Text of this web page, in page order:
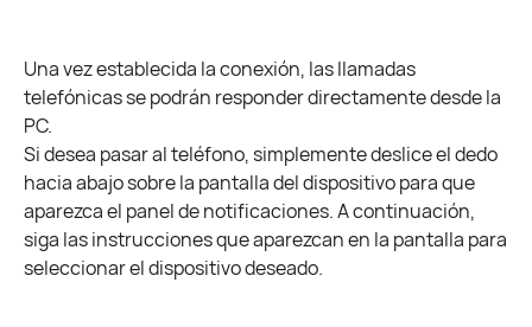
Una vez establecida la conexión, las llamadas
telefónicas se podrán responder directamente desde la
PC.
Si desea pasar al teléfono, simplemente deslice el dedo
hacia abajo sobre la pantalla del dispositivo para que
aparezca el panel de notificaciones. A continuación,
siga las instrucciones que aparezcan en la pantalla para
seleccionar el dispositivo deseado.